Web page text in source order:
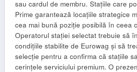
sau cardul de membru. Stațiile care
Prime garantează locațiile strategice
cea mai bună poziție posibilă în ceea
Operatorul stației selectat trebuie să
condițiile stabilite de Eurowag și să
selecție pentru a confirma că stațiile
cerințele serviciului premium. O